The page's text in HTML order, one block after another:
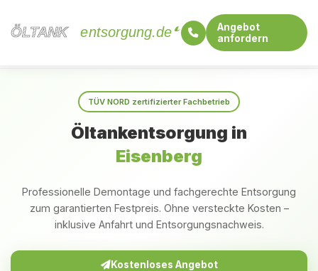
ÖLTANK
ÖLTANK entsorgung.de
Angebot
anfordern
TÜV NORD zertifizierter Fachbetrieb
Öltankentsorgung in
Eisenberg
Professionelle Demontage und fachgerechte Entsorgung
zum garantierten Festpreis. Ohne versteckte Kosten –
inklusive Anfahrt und Entsorgungsnachweis.
Kostenloses Angebot